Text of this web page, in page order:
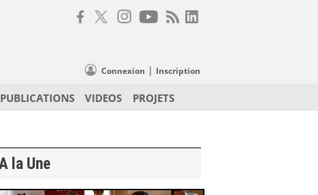
Connexion | Inscription
PUBLICATIONS VIDEOS PROJETS
la Une